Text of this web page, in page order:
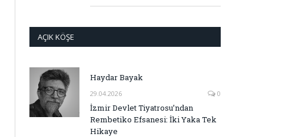
AÇIK KÖŞE
Haydar Bayak
29.04.2026 0
İzmir Devlet Tiyatrosu’ndan
Rembetiko Efsanesi: İki Yaka Tek
Hikaye